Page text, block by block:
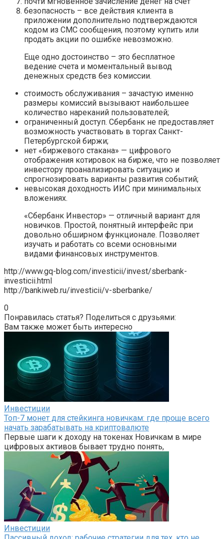
безопасность – все действия клиента в
приложении дополнительно подтверждаются
кодом из СМС сообщения, поэтому купить или
продать акции по ошибке невозможно.
Еще одно достоинство – это бесплатное
ведение счета и моментальный вывод
денежных средств без комиссии.
стоимость обслуживания – зачастую именно
размеры комиссий вызывают наибольшее
количество нареканий пользователей;
ограниченный доступ. Сбербанк не предоставляет
возможность участвовать в торгах Санкт-
Петербургской биржи;
нет «биржевого стакана» — цифрового
отображения котировок на бирже, что не позволяет
инвестору проанализировать ситуацию и
спрогнозировать варианты развития событий;
невысокая доходность ИИС при минимальных
вложениях.
«Сбербанк Инвестор» — отличный вариант для
новичков. Простой, понятный интерфейс при
довольно обширном функционале. Позволяет
изучать и работать со всеми основными
видами финансовых инструментов.
http://www.gq-blog.com/investicii/invest/sberbank-
investicii.html
http://bankiweb.ru/investicii/v-sberbanke/
0
Понравилась статья? Поделиться с друзьями:
Вам также может быть интересно
Инвестиции
Топ-7 монет для стейкинга новичкам: где проще всего
начать зарабатывать на криптовалюте
Первые шаги к доходу на токенах Новичкам в мире
цифровых активов бывает трудно понять,
Инвестиции